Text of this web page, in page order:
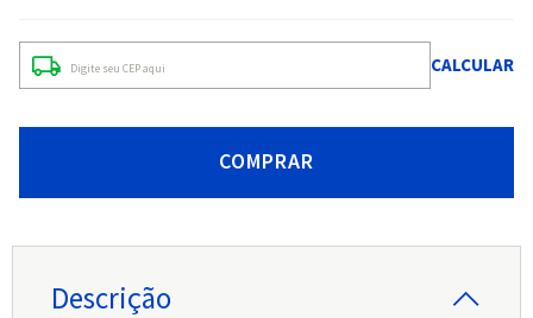
COMPRAR
Descrição